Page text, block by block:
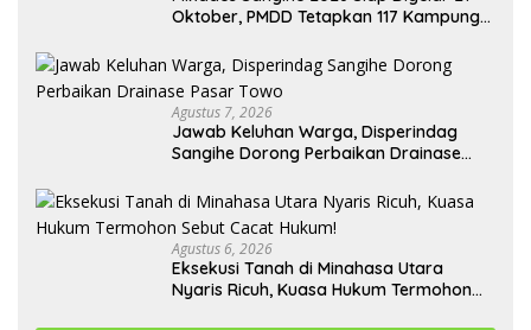
Oktober, PMDD Tetapkan 117 Kampung
Agustus 7, 2026
Jawab Keluhan Warga, Disperindag
Sangihe Dorong Perbaikan Drainase
Agustus 6, 2026
Eksekusi Tanah di Minahasa Utara
Nyaris Ricuh, Kuasa Hukum Termohon